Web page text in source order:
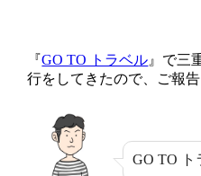
『GO TO トラベル 』で三
行をしてきたので、ご報告
GO TO ト